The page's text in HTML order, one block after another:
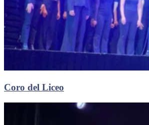
Coro del Liceo